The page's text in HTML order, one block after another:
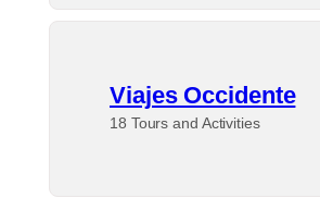
Viajes Occidente
18 Tours and Activities